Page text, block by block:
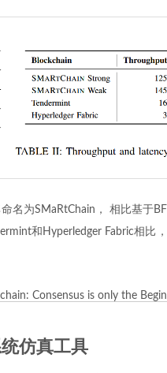
名为SMaRtChain， 相比基于
和Hyperledger Fabric相比
Consensus is only the
仿真工具